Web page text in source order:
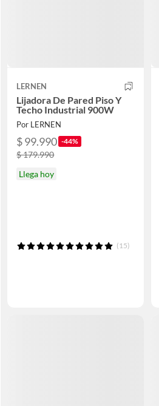
LERNEN
Lijadora De Pared Piso Y
Techo Industrial 900W
Por LERNEN
$ 99.990 -44%
$ 179.990
Llega hoy
(15)